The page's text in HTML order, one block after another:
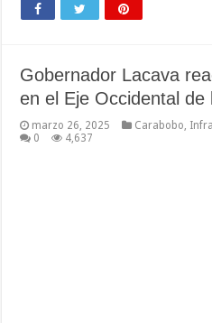
Gobernador Lacava
en el Eje Occidental de
marzo 26, 2025 Carabobo,
0
4,637